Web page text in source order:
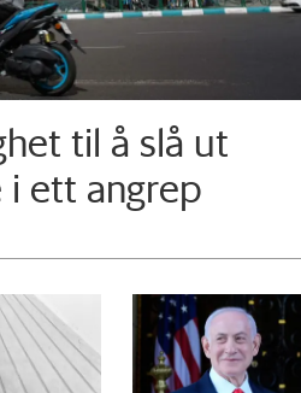
til å slå ut
i ett angrep